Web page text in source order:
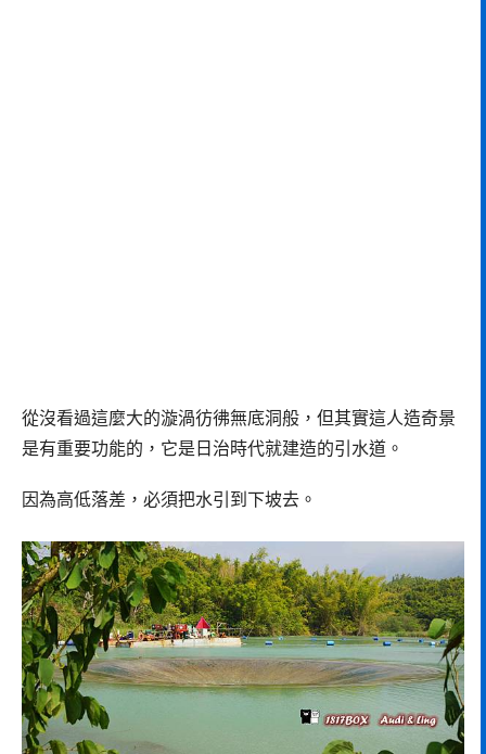
從沒看過這麼大的漩渦彷彿無底洞般，但其實這人造奇景
是有重要功能的，它是日治時代就建造的引水道。
因為高低落差，必須把水引到下坡去。